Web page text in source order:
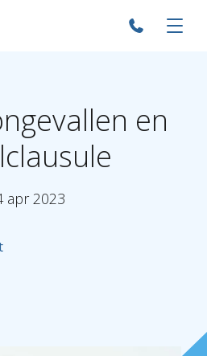
en
apr 2023